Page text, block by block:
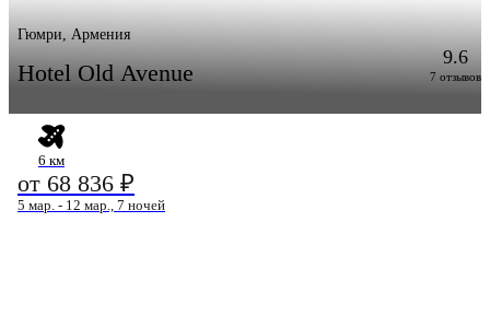
Гюмри, Армения
Hotel Old Avenue
9.6
7 отзывов
6 км
от 68 836 ₽
5 мар. - 12 мар., 7 ночей